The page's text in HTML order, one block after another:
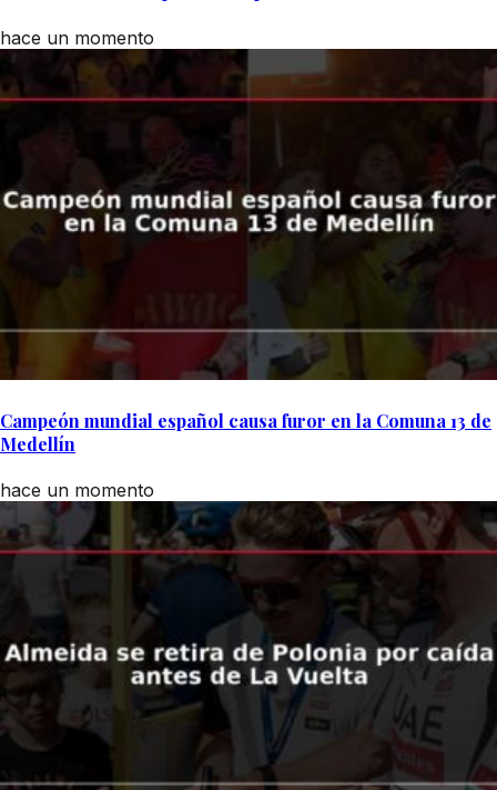
hace un momento
Campeón mundial español causa furor en la Comuna 13 de
Medellín
hace un momento